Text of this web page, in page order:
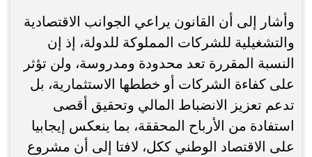
وأشار إلى أن القانون يراعي الجوانب الاقتصادية
والتشغيلية للشركات المملوكة للدولة، إذ إن
النسبة المقررة تعد محدودة ومدروسة، ولن تؤثر
على كفاءة الشركات أو خططها الاستثمارية، بل
تدعم تعزيز الانضباط المالي وتحقيق أقصى
استفادة من الأرباح المحققة، بما ينعكس إيجابيا
على الاقتصاد الوطني ككل، لافتا إلى أن مشروع